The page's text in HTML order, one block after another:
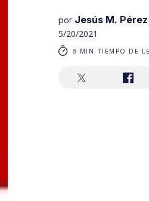
por Jesús M.
5/20/2021
8 MIN TIEMPO DE